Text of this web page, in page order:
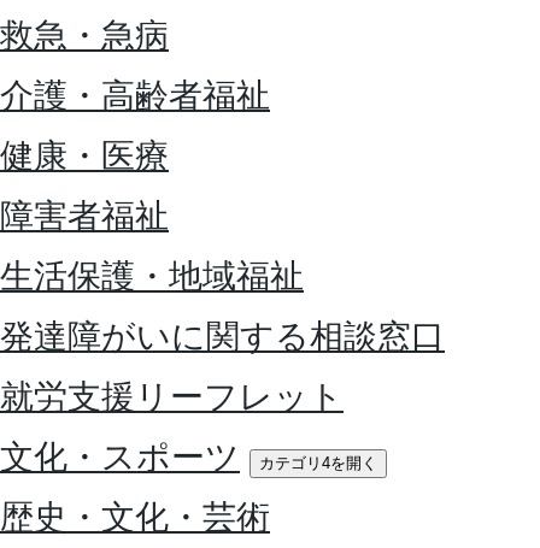
救急・急病
介護・高齢者福祉
健康・医療
障害者福祉
生活保護・地域福祉
発達障がいに関する相談窓口
就労支援リーフレット
文化・スポーツ
カテゴリ4を開く
歴史・文化・芸術